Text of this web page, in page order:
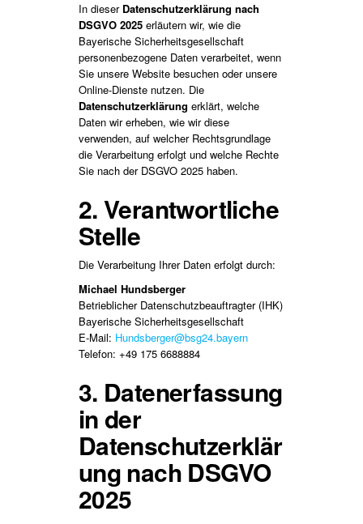
In dieser Datenschutzerklärung nach
DSGVO 2025erläutern wir, wie die
Bayerische Sicherheitsgesellschaft
personenbezogene Daten verarbeitet, wenn
Sie unsere Website besuchen oder unsere
Online-Dienste nutzen. Die
Datenschutzerklärung erklärt, welche
Daten wir erheben, wie wir diese
verwenden, auf welcher Rechtsgrundlage
die Verarbeitung erfolgt und welche Rechte
Sie nach der DSGVO 2025 haben.
2. Verantwortliche
Stelle
Die Verarbeitung Ihrer Daten erfolgt durch:
Michael Hundsberger
Betrieblicher Datenschutzbeauftragter (IHK)
Bayerische Sicherheitsgesellschaft
E-Mail: Hundsberger@bsg24.bayern
Telefon: +49 175 6688884
3. Datenerfassung
in der
Datenschutzerklär
ung nach DSGVO
2025